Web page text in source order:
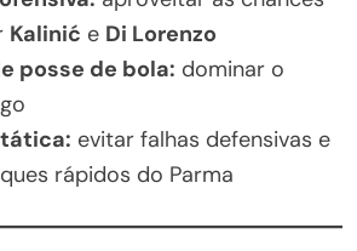
Kalinić e Di Lorenzo
posse de bola: dominar o
evitar falhas defensivas e
rápidos do Parma